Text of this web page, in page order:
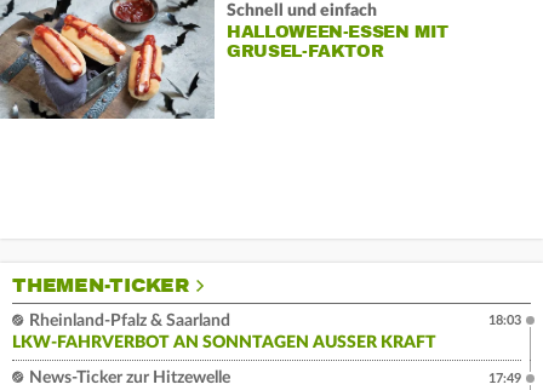
Schnell und einfach
HALLOWEEN-ESSEN MIT
GRUSEL-FAKTOR
THEMEN-TICKER
Rheinland-Pfalz & Saarland
LKW-FAHRVERBOT AN SONNTAGEN AUSSER KRAFT
18:03
News-Ticker zur Hitzewelle
17:49